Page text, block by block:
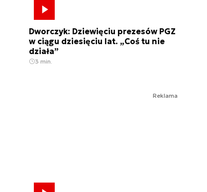
Dworczyk: Dziewięciu prezesów PGZ
w ciągu dziesięciu lat. „Coś tu nie
działa”
3 min.
Reklama